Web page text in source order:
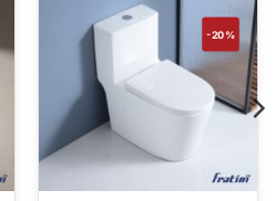
-20%